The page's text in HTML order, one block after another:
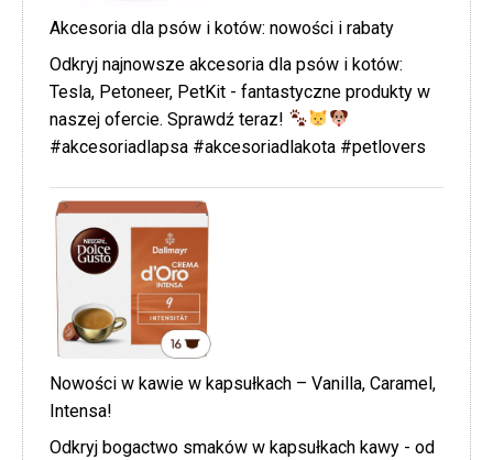
Akcesoria dla psów i kotów: nowości i rabaty
Odkryj najnowsze akcesoria dla psów i kotów:
Tesla, Petoneer, PetKit - fantastyczne produkty w
naszej ofercie. Sprawdź teraz!
#akcesoriadlapsa #akcesoriadlakota #petlovers
Nowości w kawie w kapsułkach – Vanilla, Caramel,
Intensa!
Odkryj bogactwo smaków w kapsułkach kawy - od